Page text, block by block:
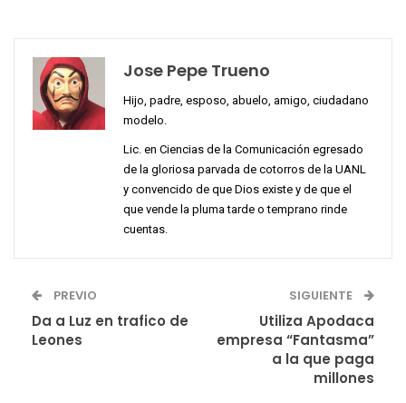
Jose Pepe Trueno
Hijo, padre, esposo, abuelo, amigo, ciudadano
modelo.
Lic. en Ciencias de la Comunicación egresado
de la gloriosa parvada de cotorros de la UANL
y convencido de que Dios existe y de que el
que vende la pluma tarde o temprano rinde
cuentas.
PREVIO
Da a Luz en trafico de
Leones
SIGUIENTE
Utiliza Apodaca
empresa “Fantasma”
a la que paga
millones